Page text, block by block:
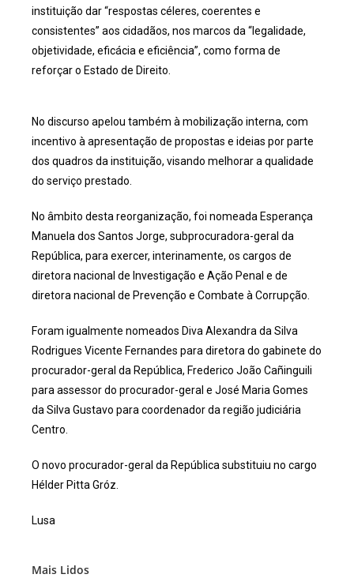
instituição dar “respostas céleres, coerentes e
consistentes” aos cidadãos, nos marcos da “legalidade,
objetividade, eficácia e eficiência”, como forma de
reforçar o Estado de Direito.
No discurso apelou também à mobilização interna, com
incentivo à apresentação de propostas e ideias por parte
dos quadros da instituição, visando melhorar a qualidade
do serviço prestado.
No âmbito desta reorganização, foi nomeada Esperança
Manuela dos Santos Jorge, subprocuradora-geral da
República, para exercer, interinamente, os cargos de
diretora nacional de Investigação e Ação Penal e de
diretora nacional de Prevenção e Combate à Corrupção.
Foram igualmente nomeados Diva Alexandra da Silva
Rodrigues Vicente Fernandes para diretora do gabinete do
procurador-geral da República, Frederico João Cañinguili
para assessor do procurador-geral e José Maria Gomes
da Silva Gustavo para coordenador da região judiciária
Centro.
O novo procurador-geral da República substituiu no cargo
Hélder Pitta Gróz.
Lusa
Mais Lidos